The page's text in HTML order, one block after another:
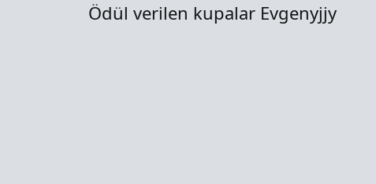
Ödül verilen kupalar Evgenyjjy